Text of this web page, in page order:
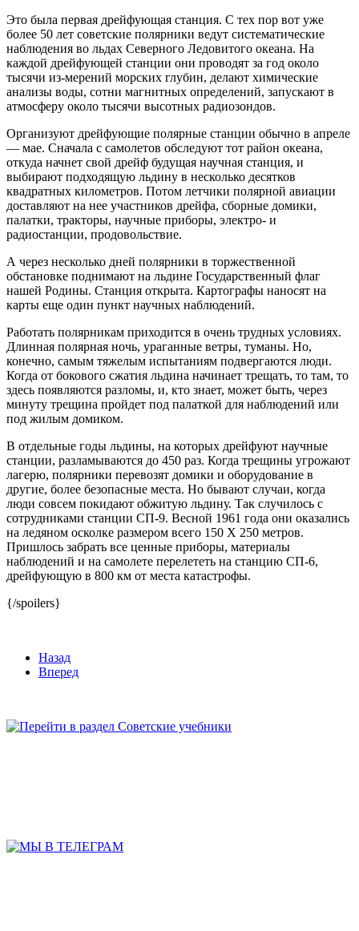
Это была первая дрейфующая станция. С тех пор вот уже
более 50 лет советские полярники ведут систематические
наблюдения во льдах Северного Ледовитого океана. На
каждой дрейфующей станции они проводят за год около
тысячи из-мерений морских глубин, делают химические
анализы воды, сотни магнитных определений, запускают в
атмосферу около тысячи высотных радиозондов.
Организуют дрейфующие полярные станции обычно в апреле
— мае. Сначала с самолетов обследуют тот район океана,
откуда начнет свой дрейф будущая научная станция, и
выбирают подходящую льдину в несколько десятков
квадратных километров. Потом летчики полярной авиации
доставляют на нее участников дрейфа, сборные домики,
палатки, тракторы, научные приборы, электро- и
радиостанции, продовольствие.
А через несколько дней полярники в торжественной
обстановке поднимают на льдине Государственный флаг
нашей Родины. Станция открыта. Картографы наносят на
карты еще один пункт научных наблюдений.
Работать полярникам приходится в очень трудных условиях.
Длинная полярная ночь, ураганные ветры, туманы. Но,
конечно, самым тяжелым испытаниям подвергаются люди.
Когда от бокового сжатия льдина начинает трещать, то там, то
здесь появляются разломы, и, кто знает, может быть, через
минуту трещина пройдет под палаткой для наблюдений или
под жилым домиком.
В отдельные годы льдины, на которых дрейфуют научные
станции, разламываются до 450 раз. Когда трещины угрожают
лагерю, полярники перевозят домики и оборудование в
другие, более безопасные места. Но бывают случаи, когда
люди совсем покидают обжитую льдину. Так случилось с
сотрудниками станции СП-9. Весной 1961 года они оказались
на ледяном осколке размером всего 150 X 250 метров.
Пришлось забрать все ценные приборы, материалы
наблюдений и на самолете перелететь на станцию СП-6,
дрейфующую в 800 км от места катастрофы.
{/spoilers}
Назад
Вперед